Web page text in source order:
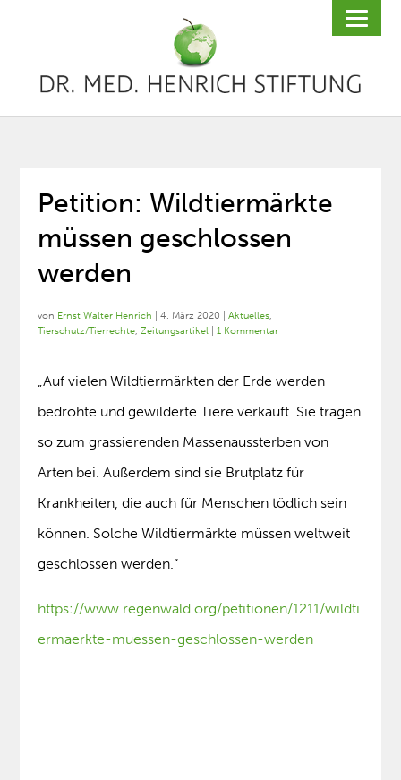
Petition: Wildtiermärkte
müssen geschlossen
werden
von Ernst Walter Henrich |4. März 2020 |Aktuelles,
Tierschutz/Tierrechte,Zeitungsartikel |1 Kommentar
„Auf vielen Wildtiermärkten der Erde werden
bedrohte und gewilderte Tiere verkauft. Sie tragen
so zum grassierenden Massenaussterben von
Arten bei. Außerdem sind sie Brutplatz für
Krankheiten, die auch für Menschen tödlich sein
können. Solche Wildtiermärkte müssen weltweit
geschlossen werden.“
https://www.regenwald.org/petitionen/1211/wildti
ermaerkte-muessen-geschlossen-werden